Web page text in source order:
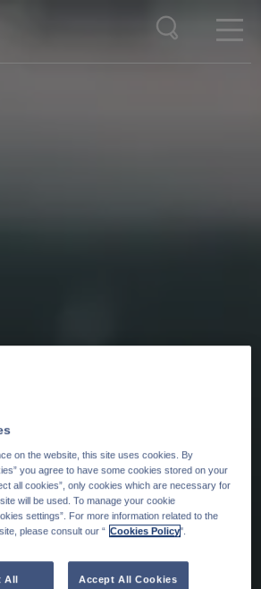
on the website, this site uses cookies. By
you agree to have some cookies stored on your
all cookies”, only cookies which are necessary for
will be used. To manage your cookie
settings”. For more information related to the
please consult our “ Cookies Policy".
All Accept All Cookies